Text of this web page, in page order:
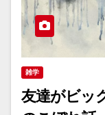
雑学
友達がビッ